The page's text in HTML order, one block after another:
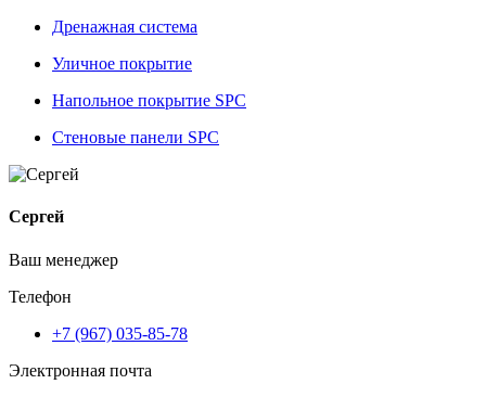
Дренажная система
Уличное покрытие
Напольное покрытие SPC
Стеновые панели SPC
Сергей
Ваш менеджер
Телефон
+7 (967) 035-85-78
Электронная почта